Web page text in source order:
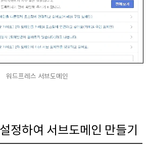
워드프레스 서브도메인
정하여 서브도메인 만들기